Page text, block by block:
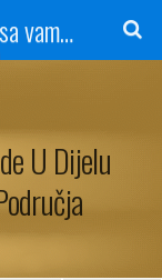
Radio Gradačac - 56 godina sa vama...
U Dijelu